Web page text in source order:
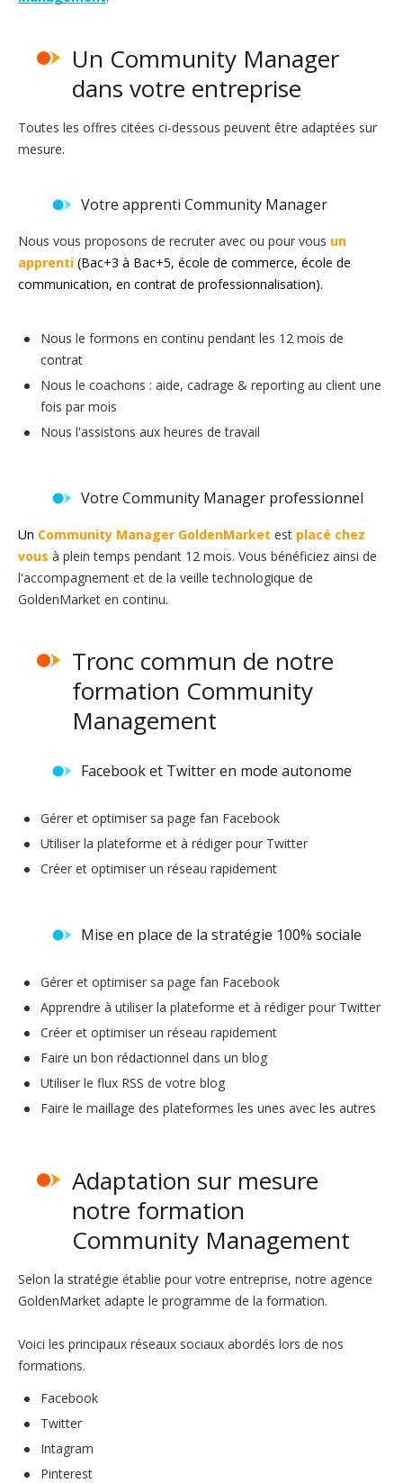
Un Community Manager
dans votre entreprise
Toutes les offres citées ci-dessous peuvent être adaptées sur
mesure.
Votre apprenti Community Manager
Nous vous proposons de recruter avec ou pour vous un
apprenti (Bac+3 à Bac+5, école de commerce, école de
communication, en contrat de professionnalisation).
Nous le formons en continu pendant les 12 mois de
contrat
Nous le coachons : aide, cadrage & reporting au client une
fois par mois
Nous l'assistons aux heures de travail
Votre Community Manager professionnel
Un Community Manager GoldenMarket est placé chez
vous à plein temps pendant 12 mois. Vous bénéficiez ainsi de
l'accompagnement et de la veille technologique de
GoldenMarket en continu.
Tronc commun de notre
formation Community
Management
Facebook et Twitter en mode autonome
Gérer et optimiser sa page fan Facebook
Utiliser la plateforme et à rédiger pour Twitter
Créer et optimiser un réseau rapidement
Mise en place de la stratégie 100% sociale
Gérer et optimiser sa page fan Facebook
Apprendre à utiliser la plateforme et à rédiger pour Twitter
Créer et optimiser un réseau rapidement
Faire un bon rédactionnel dans un blog
Utiliser le flux RSS de votre blog
Faire le maillage des plateformes les unes avec les autres
Adaptation sur mesure
notre formation
Community Management
Selon la stratégie établie pour votre entreprise, notre agence
GoldenMarket adapte le programme de la formation.
Voici les principaux réseaux sociaux abordés lors de nos
formations.
Facebook
Twitter
Intagram
Pinterest